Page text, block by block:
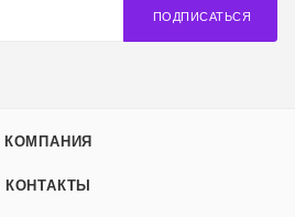
ПОДПИСАТЬСЯ
КОМПАНИЯ
КОНТАКТЫ